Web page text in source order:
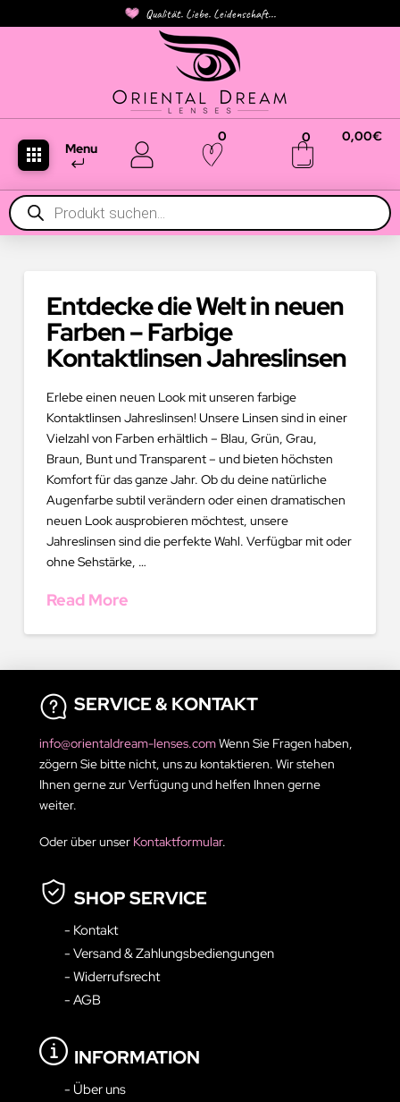
Qualität. Liebe. Leidenschaft...
Menu
0 0 0,00€
Products
search
Entdecke die Welt in neuen
Farben – Farbige
Kontaktlinsen Jahreslinsen
Erlebe einen neuen Look mit unseren farbige
Kontaktlinsen Jahreslinsen! Unsere Linsen sind in einer
Vielzahl von Farben erhältlich – Blau, Grün, Grau,
Braun, Bunt und Transparent – und bieten höchsten
Komfort für das ganze Jahr. Ob du deine natürliche
Augenfarbe subtil verändern oder einen dramatischen
neuen Look ausprobieren möchtest, unsere
Jahreslinsen sind die perfekte Wahl. Verfügbar mit oder
ohne Sehstärke, …
Read More
SERVICE & KONTAKT
info@orientaldream-lenses.comWenn Sie Fragen haben,
zögern Sie bitte nicht, uns zu kontaktieren. Wir stehen
Ihnen gerne zur Verfügung und helfen Ihnen gerne
weiter.
Oder über unser Kontaktformular.
SHOP SERVICE
- Kontakt
- Versand & Zahlungsbediengungen
- Widerrufsrecht
- AGB
INFORMATION
- Über uns